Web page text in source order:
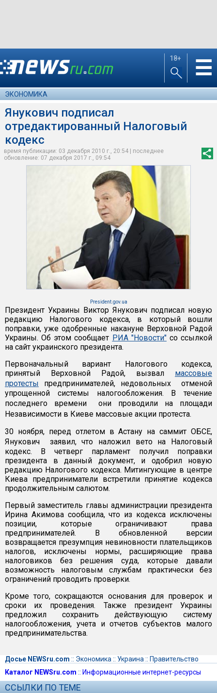
18+ ☰
ЭКОНОМИКА
Янукович подписал
отредактированный Налоговый
кодекс
время публикации: 03 декабря 2010 г., 20:54 | последнее
обновление: 07 декабря 2017 г., 09:54
President.gov.ua
Президент Украины Виктор Янукович подписал новую
редакцию Налогового кодекса, в который вошли
поправки, уже одобренные накануне Верховной Радой
Украины. Об этом сообщает РИА "Новости"со ссылкой
на сайт украинского президента.
Первоначальный вариант Налогового кодекса,
принятый Верховной Радой, вызвал массовые
протесты предпринимателей, недовольных отменой
упрощенной системы налогообложения. В течение
последнего времени они проводили на площади
Независимости в Киеве массовые акции протеста.
30 ноября, перед отлетом в Астану на саммит ОБСЕ,
Янукович заявил, что наложил вето на Налоговый
кодекс. В четверг парламент получил поправки
президента в данный документ, и одобрил новую
редакцию Налогового кодекса. Митингующие в центре
Киева предприниматели встретили принятие кодекса
продолжительным салютом.
Первый заместитель главы администрации президента
Ирина Акимова сообщила, что из кодекса исключены
позиции, которые ограничивают права
предпринимателей. В обновленной версии
возвращается презумпция невиновности плательщиков
налогов, исключены нормы, расширяющие права
налоговиков без решения суда, которые давали
возможность налоговым службам практически без
ограничений проводить проверки.
Кроме того, сокращаются основания для проверок и
сроки их проведения. Также президент Украины
предложил сохранить действующую систему
налогообложения, учета и отчетов субъектов малого
предпринимательства.
Досье NEWSru.com :: Экономика :: Украина :: Правительство
Каталог NEWSru.com :: Информационные интернет-ресурсы
ССЫЛКИ ПО ТЕМЕ